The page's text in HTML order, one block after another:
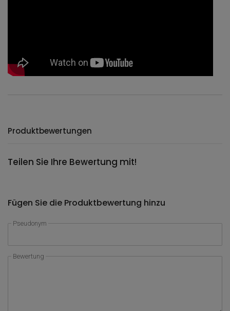
Produktbewertungen
Teilen Sie Ihre Bewertung mit!
Fügen Sie die Produktbewertung hinzu
Pseudonym
Bewertung